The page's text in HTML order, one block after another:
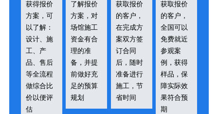
获得报价
方案，可
以了解：
设计、施
工、产
品、售后
等全流程
做综合比
价以便评
估
了解报价
方案，对
场馆施工
资金有合
理的准
备，并提
前做好充
足的预算
规划
获取报价
的客户，
在完成方
案双方签
订合同
后，随时
准备进行
施工，节
省时间
获取报价
的客户，
全国可以
免费就近
参观案
例，获得
样品，保
障实际效
果符合预
期